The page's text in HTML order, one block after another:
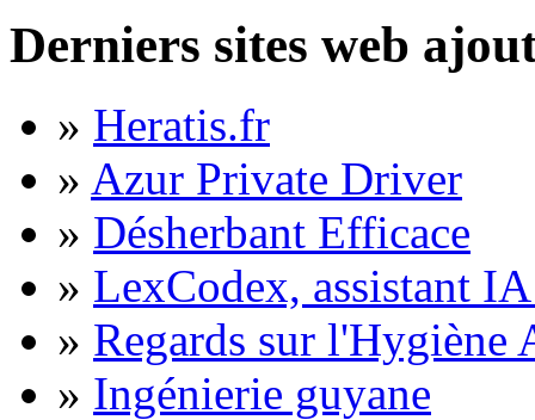
Derniers sites web
» Heratis.fr
» Azur Private Driver
» Désherbant Efficace
» LexCodex, assistant
» Regards sur l'Hygiène
» Ingénierie guyane